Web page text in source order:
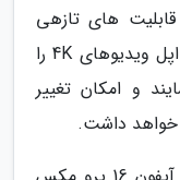
قابلیت های تازهی
دریافت خواهد نمود. گوشی های تازه اپل ویدیوهای 4K را
نمایند و امکان تغییر
داشت.